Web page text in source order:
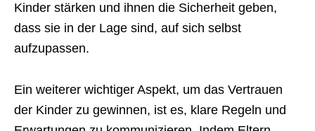
Kinder stärken und ihnen die Sicherheit geben,
dass sie in der Lage sind, auf sich selbst
aufzupassen.
Ein weiterer wichtiger Aspekt, um das Vertrauen
der Kinder zu gewinnen, ist es, klare Regeln und